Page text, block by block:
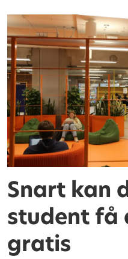
Snart kan
student få
gratis